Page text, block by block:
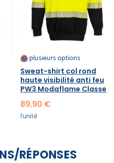
plusieurs options
Sweat-shirt col rond
haute visibilité anti feu
PW3 Modaflame Classe 1
89,90 €
l'unité
RÉPONSES